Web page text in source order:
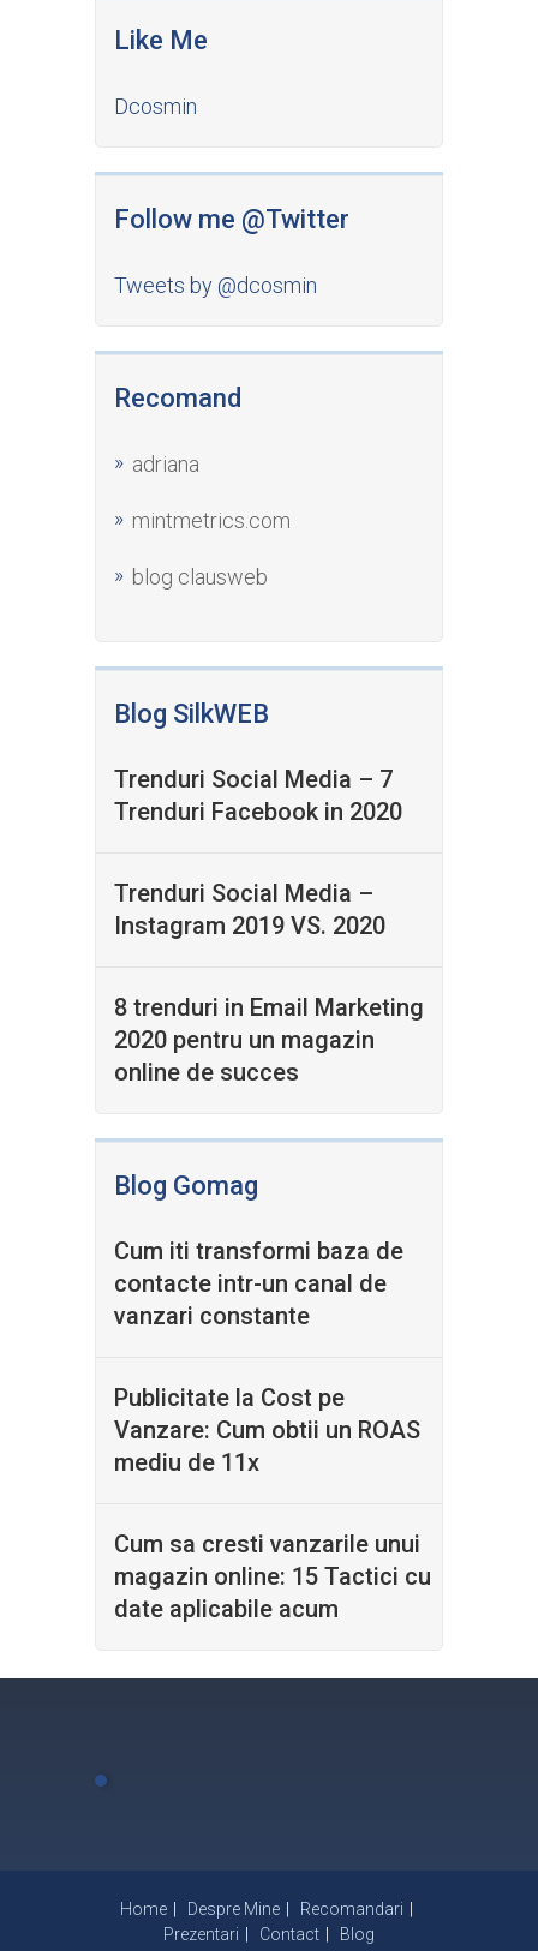
Like Me
Dcosmin
Follow me @Twitter
Tweets by @dcosmin
Recomand
adriana
mintmetrics.com
blog clausweb
Blog SilkWEB
Trenduri Social Media – 7
Trenduri Facebook in 2020
Trenduri Social Media –
Instagram 2019 VS. 2020
8 trenduri in Email Marketing
2020 pentru un magazin
online de succes
Blog Gomag
Cum iti transformi baza de
contacte intr-un canal de
vanzari constante
Publicitate la Cost pe
Vanzare: Cum obtii un ROAS
mediu de 11x
Cum sa cresti vanzarile unui
magazin online: 15 Tactici cu
date aplicabile acum
Home Despre Mine
Recomandari
Prezentari
Contact Blog